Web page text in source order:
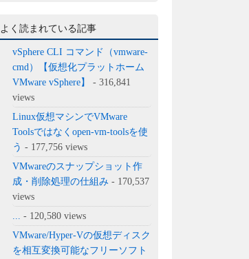
よく読まれている記事
vSphere CLI コマンド（vmware-
cmd）【仮想化プラットホーム
VMware vSphere】
- 316,841
views
Linux仮想マシンでVMware
Toolsではなくopen-vm-toolsを使
う - 177,756 views
VMwareのスナップショット作
成・削除処理の仕組み - 170,537
views
- 120,580 views
VMware/Hyper-Vの仮想ディスク
を相互変換可能なフリーソフト